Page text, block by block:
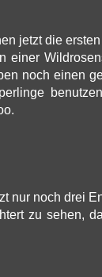
jetzt die
einer
noch einen
nur noch drei
zu sehen,